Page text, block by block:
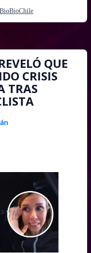
QUE
CRISIS
TRAS